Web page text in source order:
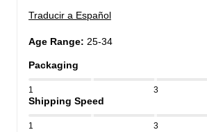
Traducir a Español
Age Range: 25-34
Packaging
1 3
Shipping Speed
1 3